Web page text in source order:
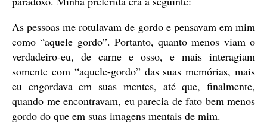
As pessoas me rotulavam de gordo e pensavam em mim
como “aquele gordo”. Portanto, quanto menos viam o
verdadeiro-eu, de carne e osso, e mais interagiam
somente com “aquele-gordo” das suas memórias, mais
eu engordava em suas mentes, até que, finalmente,
quando me encontravam, eu parecia de fato bem menos
gordo do que em suas imagens mentais de mim.